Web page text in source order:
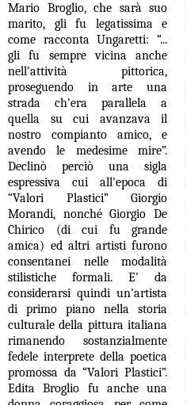
Mario Broglio, che sarà suo
marito, gli fu legatissima e
come racconta Ungaretti: “...
gli fu sempre vicina anche
nell'attività pittorica,
proseguendo in arte una
strada ch'era parallela a
quella su cui avanzava il
nostro compianto amico, e
avendo le medesime mire”.
Declinò perciò una sigla
espressiva cui all'epoca di
“Valori Plastici” Giorgio
Morandi, nonché Giorgio De
Chirico (di cui fu grande
amica) ed altri artisti furono
consentanei nelle modalità
stilistiche formali. E' da
considerarsi quindi un'artista
di primo piano nella storia
culturale della pittura italiana
rimanendo sostanzialmente
fedele interprete della poetica
promossa da “Valori Plastici”.
Edita Broglio fu anche una